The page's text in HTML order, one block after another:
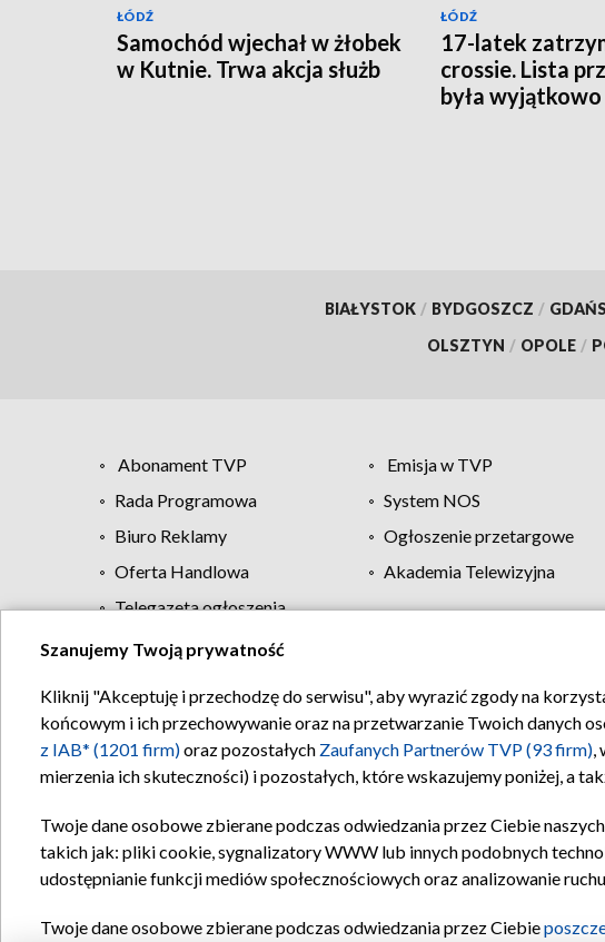
ŁÓDŹ
Samochód wjechał w żłobek
w Kutnie. Trwa akcja służb
ŁÓDŹ
17-latek
crossie. Lista
była wyjątkowo
BIAŁYSTOK / BYDGOSZCZ /
OLSZTYN / OPOLE /
Abonament TVP Emisja w TVP
Rada Programowa
System NOS
Biuro Reklamy
Ogłoszenie przetargowe
Oferta Handlowa
Akademia Telewizyjna
Telegazeta ogłoszenia
Regulamin TVP Polityka
Szanujemy Twoją prywatność
Kliknij "Akceptuję i przechodzę do serwisu", aby wyrazić zgody na
końcowym i ich przechowywanie oraz na przetwarzanie Twoich danych
z IAB* (1201 firm)oraz pozostałych Zaufanych Partnerów TVP (93 firm),
mierzenia ich skuteczności) i pozostałych, które wskazujemy poniżej, a
Twoje dane osobowe zbierane podczas odwiedzania przez Ciebie naszych
takich jak: pliki cookie, sygnalizatory WWW lub innych podobnych
udostępnianie funkcji mediów społecznościowych oraz analizowanie
Twoje dane osobowe zbierane podczas odwiedzania przez Ciebie